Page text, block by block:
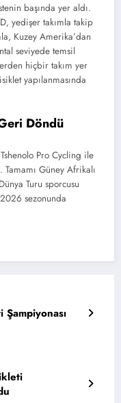
başında yer aldı.
yedişer takımla takip
Kuzey Amerika’dan
seviyede temsil
hiçbir takım yer
yapılanmasında
Döndü
Pro Cycling ile
Güney Afrikalı
Turu sporcusu
sezonunda